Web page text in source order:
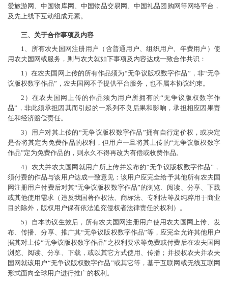
爱旅游网、中国物库网、中国物品交易网、中国礼品团购网等网络平台，
及先上线下互动组成元素。
三、关于合作事项及内容
1、所有农夫国网注册用户（含普通用户、组织用户、年费用户）使
用农夫国网或服务，则与农夫就如下事项及内容达成一致合作共识：
1）在农夫国网上传的所有作品须为“无争议版权数字作品”，非“无争
议版权数字作品”，农夫国网不予提供平台服务，也不属本协议约束。
2）在农夫国网上传的作品须为用户所拥有的“无争议版权数字作
品”，非此须承担因其而引起的一系列不良后果和影响，承担相应因果责
任和经济赔偿责任。
3）用户对其上传的“无争议版权数字作品”拥有自行定价权，或决定
是否将其定为免费作品的权利，但用户一旦将其上传的“无争议版权数字
作品”定为免费作品的，则永久不得再改为有偿或收费作品。
4）农夫并农夫国网就用户所上传并发布的“无争议版权数字作品”，
须付费的作品与该用户达成一致意见：该用户应完全给予其他所有农夫国
网注册用户付费后对其“无争议版权数字作品”的浏览、阅读、分享、下载
或其他使用需求（违反我国著作权法、商标法、专利法等及纯粹用于商业
目的除外，版权用户保有依法追究侵权者法律责任的权利）。
5）自本协议生效后，所有农夫国网注册用户使用农夫国网上传、发
布、传播、分享、推广其“无争议版权数字作品”等，应完全允许其他用户
据其对上传“无争议版权数字作品”之权利要求等免费或付费后在农夫国网
浏览、阅读、分享、下载，或以其它方式使用、传播；并授权农夫并农夫
国网就该用户“无争议版权数字作品”或其它等，基于互联网或无线互联网
形式面向全球用户进行推广的权利。